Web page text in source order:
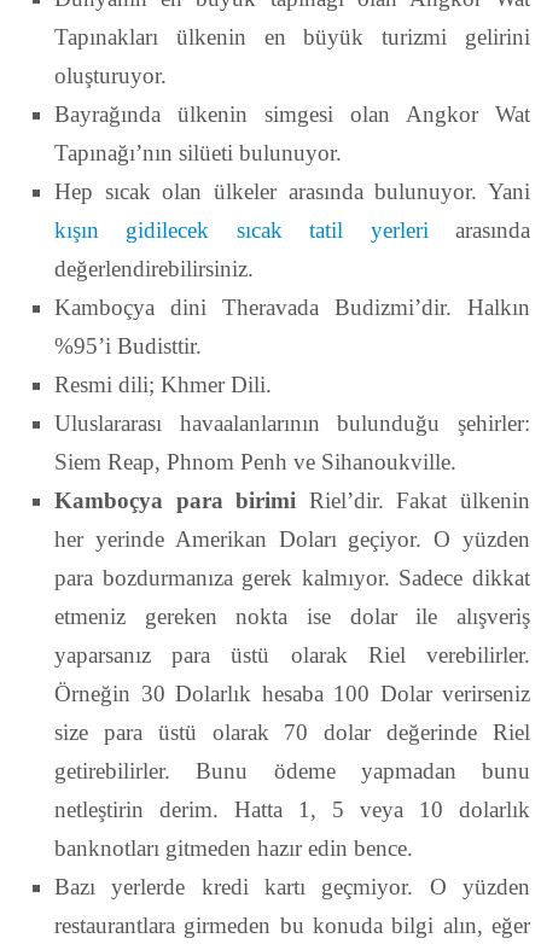
Tapınakları ülkenin en büyük turizmi gelirini
oluşturuyor.
Bayrağında ülkenin simgesi olan Angkor Wat
Tapınağı’nın silüeti bulunuyor.
Hep sıcak olan ülkeler arasında bulunuyor. Yani
kışın gidilecek sıcak tatil yerleri arasında
değerlendirebilirsiniz.
Kamboçya dini Theravada Budizmi’dir. Halkın
%95’i Budisttir.
Resmi dili; Khmer Dili.
Uluslararası havaalanlarının bulunduğu şehirler:
Siem Reap, Phnom Penh ve Sihanoukville.
Kamboçya para birimi Riel’dir. Fakat ülkenin
her yerinde Amerikan Doları geçiyor. O yüzden
para bozdurmanıza gerek kalmıyor. Sadece dikkat
etmeniz gereken nokta ise dolar ile alışveriş
yaparsanız para üstü olarak Riel verebilirler.
Örneğin 30 Dolarlık hesaba 100 Dolar verirseniz
size para üstü olarak 70 dolar değerinde Riel
getirebilirler. Bunu ödeme yapmadan bunu
netleştirin derim. Hatta 1, 5 veya 10 dolarlık
banknotları gitmeden hazır edin bence.
Bazı yerlerde kredi kartı geçmiyor. O yüzden
restaurantlara girmeden bu konuda bilgi alın, eğer